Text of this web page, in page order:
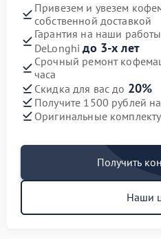
Привезем и увезем
собственной доставкой
Гарантия на наши
DeLonghiдо 3-х лет
Срочный ремонт
часа
Скидка для вас до 20%
Получите 1500 рублей
Оригинальные
Получить
Наши